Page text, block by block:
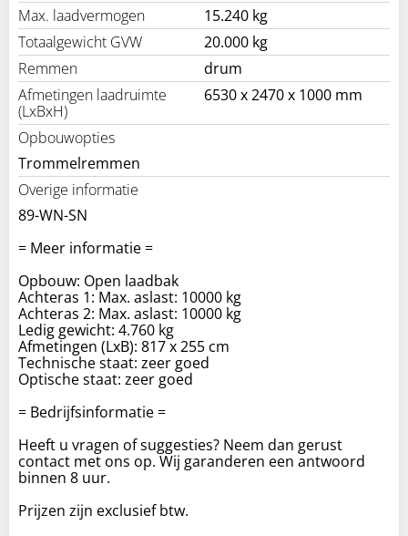
Max. laadvermogen
15.240 kg
Totaalgewicht GVW
20.000 kg
Remmen
drum
Afmetingen laadruimte
(LxBxH)
6530 x 2470 x 1000 mm
Opbouwopties
Trommelremmen
Overige informatie
89-WN-SN
= Meer informatie =
Opbouw: Open laadbak
Achteras 1: Max. aslast: 10000 kg
Achteras 2: Max. aslast: 10000 kg
Ledig gewicht: 4.760 kg
Afmetingen (LxB): 817 x 255 cm
Technische staat: zeer goed
Optische staat: zeer goed
= Bedrijfsinformatie =
Heeft u vragen of suggesties? Neem dan gerust
contact met ons op. Wij garanderen een antwoord
binnen 8 uur.
Prijzen zijn exclusief btw.